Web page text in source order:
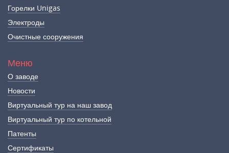
Горелки Unigas
Электроды
Очистные сооружения
Меню
О заводе
Новости
Виртуальный тур на наш завод
Виртуальный тур по котельной
Патенты
Сертификаты